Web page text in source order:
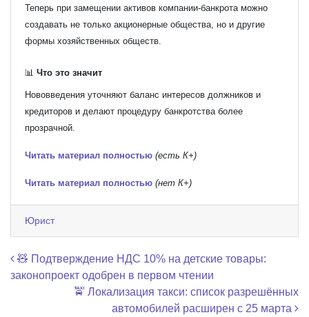
Теперь при замещении активов компании-банкрота можно
создавать не только акционерные общества, но и другие
формы хозяйственных обществ.
📊 Что это значит
Нововведения уточняют баланс интересов должников и
кредиторов и делают процедуру банкротства более
прозрачной.
Читать материал полностью (есть К+)
Читать материал полностью (нет К+)
Юрист
Навигация по записям
🧸 Подтверждение НДС 10% на детские товары:
законопроект одобрен в первом чтении
🚖 Локализация такси: список разрешённых
автомобилей расширен с 25 марта